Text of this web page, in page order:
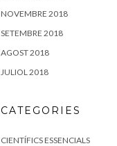
NOVEMBRE 2018
SETEMBRE 2018
AGOST 2018
JULIOL 2018
CATEGORIES
CIENTÍFICS ESSENCIALS